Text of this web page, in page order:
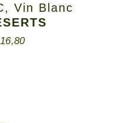
,Vin Blanc